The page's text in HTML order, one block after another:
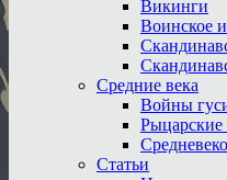
Викинги
Воинское
Средние века
Войны
Статьи